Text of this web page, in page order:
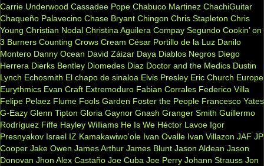
Carrie Underwood Cassadee Pope Chabuco Martinez ChachiGuitar
Chaqueño Palavecino Chase Bryant Chingon Chris Stapleton Chris
Young Christian Nodal Christina Aguilera Compay Segundo Cookin’ on
3 Burners Counting Crows Cream César Portillo de la Luz Danilo
Montero Danny Ocean David Záizar Daya Diablos Negros Diego
Herrera Dierks Bentley Diomedes Diaz Doctor and the Medics Dustin
Lynch Echosmith El chapo de sinaloa Elvis Presley Eric Church Europe
Eurythmics Evan Craft Extremoduro Fabian Corrales Federico Villa
Felipe Pelaez Flume Fools Garden Foster the People Francesco Yates
G-Eazy Glenn Tipton Gloria Gaynor Gnash Granger Smith Guillermo
Rodríguez Fiffe Hayley Williams He Is We Héctor Lavoe Igor
Presnyakov Israel IZ Kamakawiwo'ole Ivan Ovalle Ivan Villazon JAF JP
Cooper Jake Owen James Arthur James Blunt Jason Aldean Jason
Donovan Jhon Alex Castaño Joe Cuba Joe Perry Johann Strauss Jon